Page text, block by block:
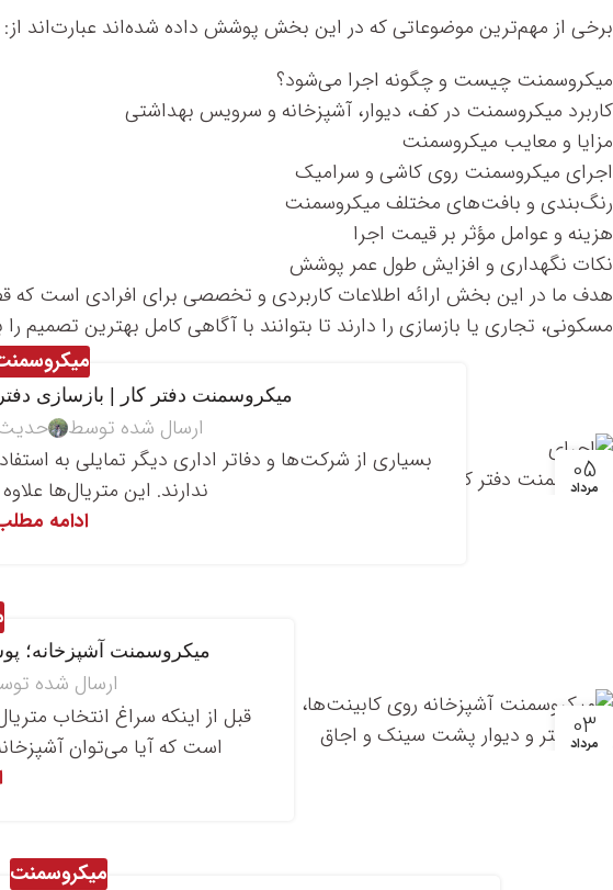
برخی از مهم‌ترین موضوعاتی که در این بخش پوشش داده شده‌اند عبارت‌اند از:
میکروسمنت چیست و چگونه اجرا می‌شود؟
کاربرد میکروسمنت در کف، دیوار، آشپزخانه و سرویس بهداشتی
مزایا و معایب میکروسمنت
اجرای میکروسمنت روی کاشی و سرامیک
رنگ‌بندی و بافت‌های مختلف میکروسمنت
هزینه و عوامل مؤثر بر قیمت اجرا
نکات نگهداری و افزایش طول عمر پوشش
هدف ما در این بخش ارائه اطلاعات کاربردی و تخصصی برای افرادی است که
مسکونی، تجاری یا بازسازی را دارند تا بتوانند با آگاهی کامل بهترین تصمیم
05
مرداد
میکروسمنت دفتر کار | بازسازی
ارسال شده توسط
بسیاری از شرکت‌ها و دفاتر اداری دیگر تمایلی به
ندارند. این متریال‌ها
ادامه
03
مرداد
میکروسمنت آشپزخانه؛
ارسال شده
قبل از اینکه سراغ انتخاب
است که آیا می‌توان
میکروسمنت